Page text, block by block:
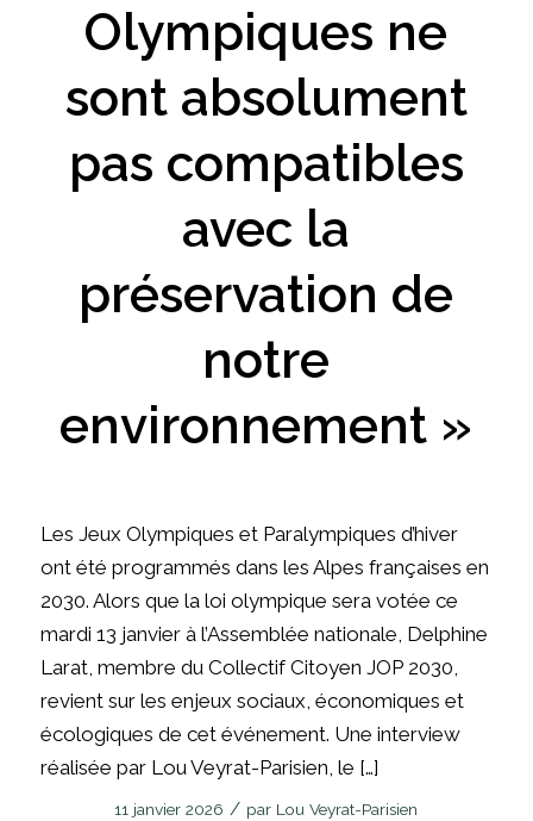
Olympiques ne
sont absolument
pas compatibles
avec la
préservation de
notre
environnement »
Les Jeux Olympiques et Paralympiques d’hiver
ont été programmés dans les Alpes françaises en
2030. Alors que la loi olympique sera votée ce
mardi 13 janvier à l’Assemblée nationale, Delphine
Larat, membre du Collectif Citoyen JOP 2030,
revient sur les enjeux sociaux, économiques et
écologiques de cet événement. Une interview
réalisée par Lou Veyrat-Parisien, le […]
11 janvier 2026 / par Lou Veyrat-Parisien